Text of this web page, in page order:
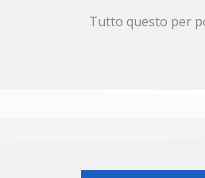
Tutto questo per